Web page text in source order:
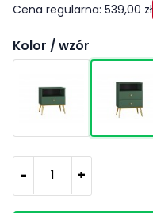
Cena regularna: 539,00 zł
Kolor / wzór
- +